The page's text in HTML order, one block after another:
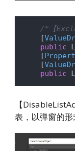
/*【
    [
public
    [
    [
public
【
表，以弹窗的形